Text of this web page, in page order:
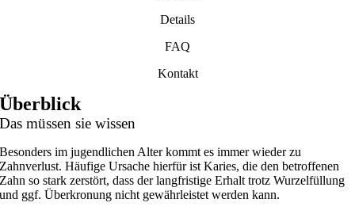
Details
FAQ
Kontakt
Überblick
Das müssen sie wissen
Besonders im jugendlichen Alter kommt es immer wieder zu
Zahnverlust. Häufige Ursache hierfür ist Karies, die den betroffenen
Zahn so stark zerstört, dass der langfristige Erhalt trotz Wurzelfüllung
und ggf. Überkronung nicht gewährleistet werden kann.